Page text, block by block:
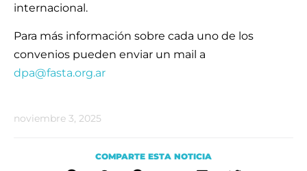
internacional.
Para más información sobre cada uno de los
convenios pueden enviar un mail a
dpa@fasta.org.ar
noviembre 3, 2025
COMPARTE ESTA NOTICIA